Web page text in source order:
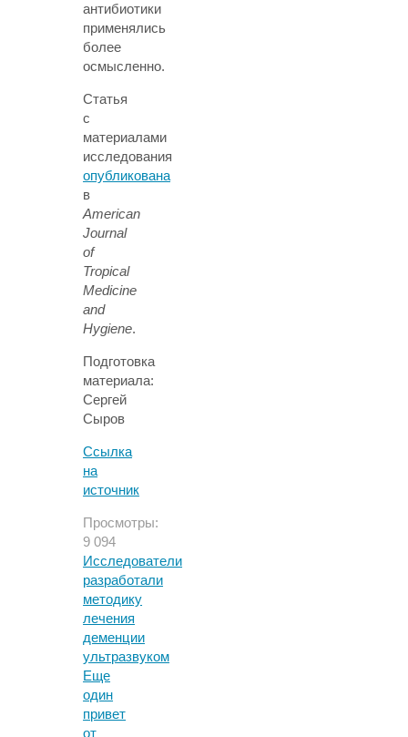
антибиотики
применялись
более
осмысленно.
Статья
с
материалами
исследования
опубликована
в
American
Journal
of
Tropical
Medicine
and
Hygiene.
Подготовка
материала:
Сергей
Сыров
Ссылка
на
источник
Просмотры:
9 094
Исследователи
разработали
методику
лечения
деменции
ультразвуком
Еще
один
привет
от